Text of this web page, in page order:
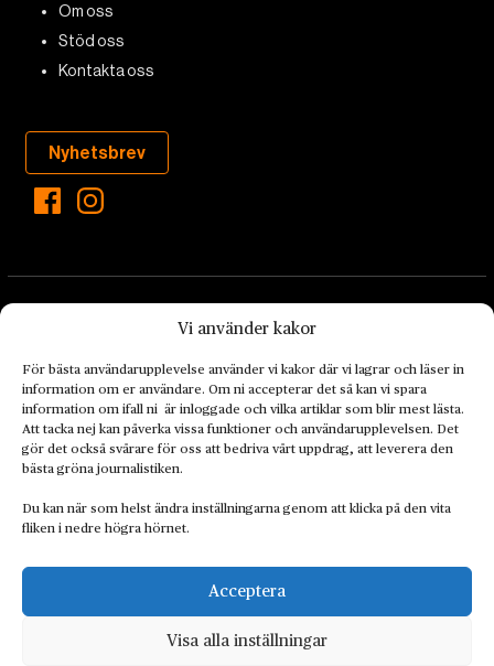
Vi använder kakor
För bästa användarupplevelse använder vi kakor där vi lagrar och läser in
information om er användare. Om ni accepterar det så kan vi spara
information om ifall ni är inloggade och vilka artiklar som blir mest lästa.
Att tacka nej kan påverka vissa funktioner och användarupplevelsen. Det
gör det också svårare för oss att bedriva vårt uppdrag, att leverera den
bästa gröna journalistiken.
Du kan när som helst ändra inställningarna genom att klicka på den vita
fliken i nedre högra hörnet.
Acceptera
Visa alla inställningar
Om oss
Stöd oss
Kontakta oss
Nyhetsbrev
Landets Fria Tidning är en nyhetstidning med bred bevakning av
det viktigaste som händer lokalt och globalt och med fokus på
omställningsrörelsen. En omställning till ett hållbart samhälle går
både via starka och lika rättigheter för alla människor, minskade
ekonomiska och sociala klyftor, samt utrymme för allt levande att
utvecklas och frodas.